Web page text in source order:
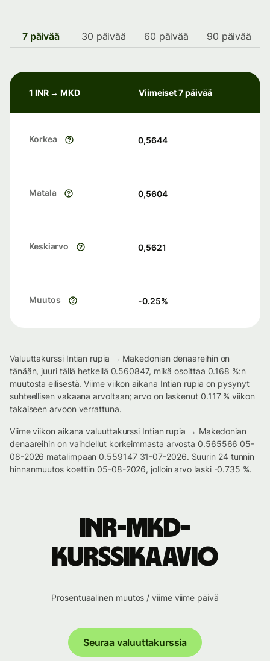
7 päivää 30 päivää 60 päivää 90 päivää
1 INR → MKD Viimeiset 7 päivää
Korkea 0,5644
Matala 0,5604
Keskiarvo 0,5621
Muutos -0.25%
Valuuttakurssi Intian rupia → Makedonian denaareihin on
tänään, juuri tällä hetkellä 0.560847, mikä osoittaa 0.168 %:n
muutosta eilisestä. Viime viikon aikana Intian rupia on pysynyt
suhteellisen vakaana arvoltaan; arvo on laskenut 0.117 % viikon
takaiseen arvoon verrattuna.
Viime viikon aikana valuuttakurssi Intian rupia → Makedonian
denaareihin on vaihdellut korkeimmasta arvosta 0.565566 05-
08-2026 matalimpaan 0.559147 31-07-2026. Suurin 24 tunnin
hinnanmuutos koettiin 05-08-2026, jolloin arvo laski -0.735 %.
INR-MKD-
kurssikaavio
Prosentuaalinen muutos / viime viime päivä
Seuraa valuuttakurssia